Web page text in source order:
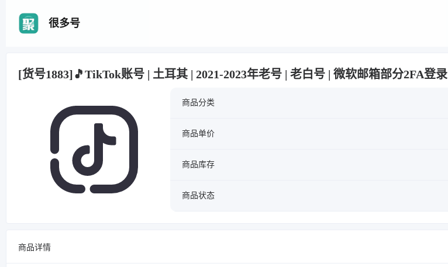
很多号
[货号1883]🎵TikTok账号 | 土耳其 | 2021-2023年老号 | 老白号 | 微软邮箱部分2FA登录
商品分类
商品单价
商品库存
商品状态
商品详情